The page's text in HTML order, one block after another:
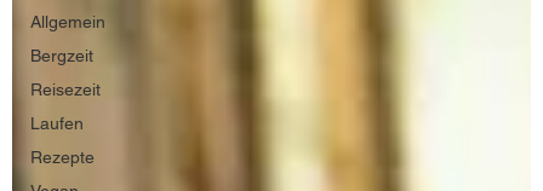
Allgemein
Bergzeit
Reisezeit
Laufen
Rezepte